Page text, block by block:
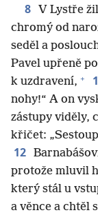
8
V Lystře
chromý od
seděl a
Pavel upřeně
k uzdravení, +
nohy!“ A on
zástupy viděly,
křičet:
12
protože mluvil
který stál u
a věnce a chtěl